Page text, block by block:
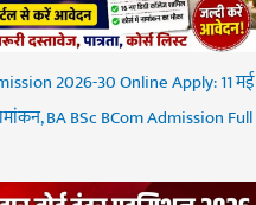
2026-30 Online Apply: 11 मई
BA BSc BCom Admission Full